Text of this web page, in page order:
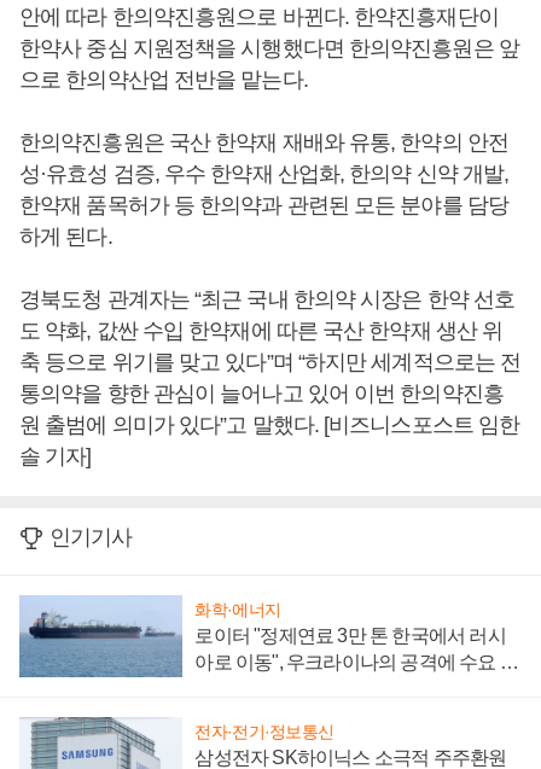
안에 따라 한의약진흥원으로 바뀐다. 한약진흥재단이
한약사 중심 지원정책을 시행했다면 한의약진흥원은 앞
으로 한의약산업 전반을 맡는다.
한의약진흥원은 국산 한약재 재배와 유통, 한약의 안전
성·유효성 검증, 우수 한약재 산업화, 한의약 신약 개발,
한약재 품목허가 등 한의약과 관련된 모든 분야를 담당
하게 된다.
경북도청 관계자는 “최근 국내 한의약 시장은 한약 선호
도 약화, 값싼 수입 한약재에 따른 국산 한약재 생산 위
축 등으로 위기를 맞고 있다”며 “하지만 세계적으로는 전
통의약을 향한 관심이 늘어나고 있어 이번 한의약진흥
원 출범에 의미가 있다”고 말했다. [비즈니스포스트 임한
솔 기자]
인기기사
화학·에너지
로이터 "정제연료 3만 톤 한국에서 러시
아로 이동", 우크라이나의 공격에 수요 늘
전자·전기·정보통신
삼성전자 SK하이닉스 소극적 주주환원